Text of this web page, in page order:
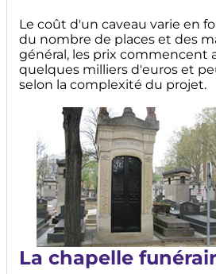
Le coût d'un caveau varie en
du nombre de places et des
général, les prix commencent
quelques milliers d'euros et
selon la complexité du projet.
La chapelle